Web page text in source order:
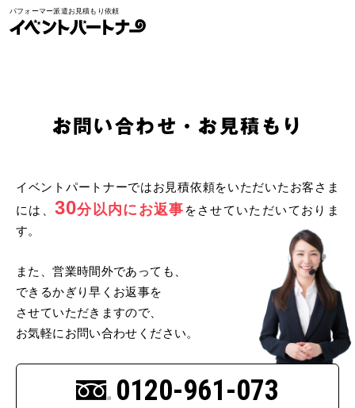
パフォーマー派遣お見積もり依頼
お問い合わせ・お見積もり
イベントパートナーではお見積依頼をいただいたお客さま
には、30分以内にお返事 をさせていただいておりま
す。
また、営業時間外であっても、
できるかぎり早くお返事を
させていただきますので、
お気軽にお問い合わせください。
0120-961-073